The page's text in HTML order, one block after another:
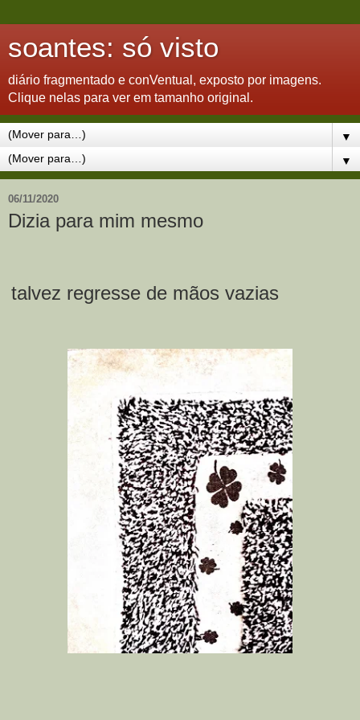
soantes: só visto
diário fragmentado e conVentual, exposto por imagens.
Clique nelas para ver em tamanho original.
▼
▼
06/11/2020
Dizia para mim mesmo
talvez regresse de mãos vazias